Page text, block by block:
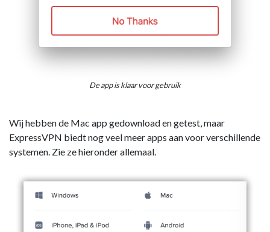
De app is klaar voor gebruik
Wij hebben de Mac app gedownload en getest, maar
ExpressVPN biedt nog veel meer apps aan voor verschillende
systemen. Zie ze hieronder allemaal.